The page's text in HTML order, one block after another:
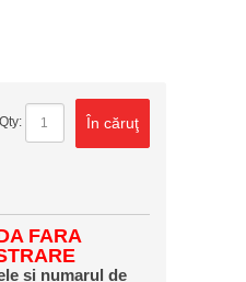
Qty: În căruţ
FARA
si numarul de